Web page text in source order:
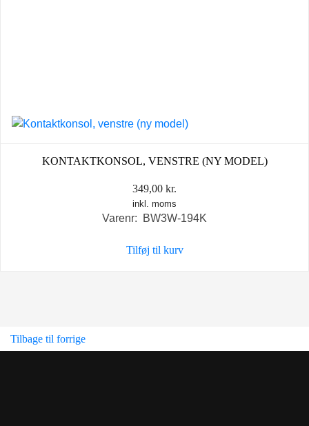
KONTAKTKONSOL, VENSTRE (NY MODEL)
349,00 kr.
inkl. moms
Varenr: BW3W-194K
Tilføj til kurv
Tilbage til forrige